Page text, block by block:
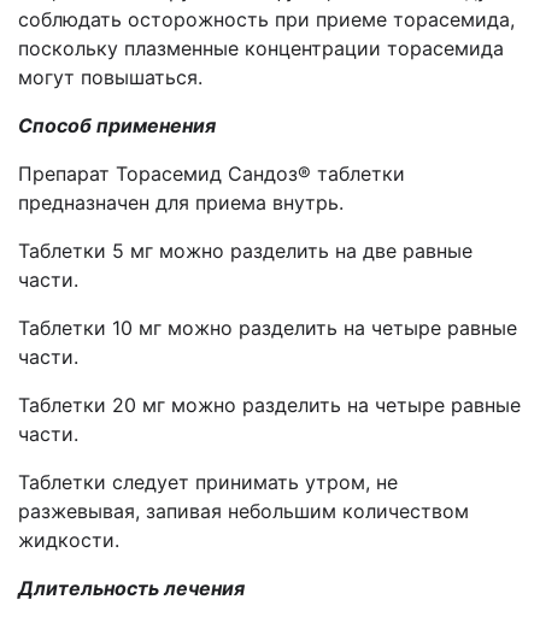
соблюдать осторожность при приеме торасемида,
поскольку плазменные концентрации торасемида
могут повышаться.
Способ применения
Препарат Торасемид Сандоз® таблетки
предназначен для приема внутрь.
Таблетки 5 мг можно разделить на две равные
части.
Таблетки 10 мг можно разделить на четыре равные
части.
Таблетки 20 мг можно разделить на четыре равные
части.
Таблетки следует принимать утром, не
разжевывая, запивая небольшим количеством
жидкости.
Длительность лечения